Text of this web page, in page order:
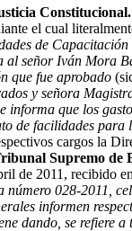
Constitucional.
el cual
de
señor Iván Mora
que fue aprobado
y señora
que los
de facilidades
cargos la
Supremo de
de 2011, recibido
028-2011,
informen
dando, se